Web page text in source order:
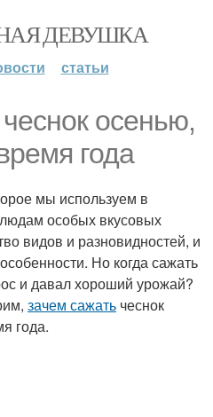
ДЕВУШКА
статьи
осенью,
года
мы используем в
особых вкусовых
видов и разновидностей, и
Но когда сажать
и давал хороший урожай?
зачем сажать чеснок
года.